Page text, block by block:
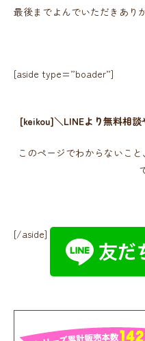
最後までよんでいただきあり
[aside type=”boader”]
[keikou]＼LINEより無料相
このページでわからないこ
[/aside]